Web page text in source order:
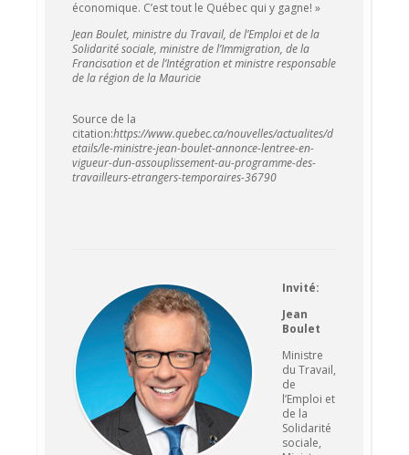
économique. C’est tout le Québec qui y gagne! »
Jean Boulet, ministre du Travail, de l’Emploi et de la
Solidarité sociale, ministre de l’Immigration, de la
Francisation et de l’Intégration et ministre responsable
de la région de la Mauricie
Source de la
citation:https://www.quebec.ca/nouvelles/actualites/d
etails/le-ministre-jean-boulet-annonce-lentree-en-
vigueur-dun-assouplissement-au-programme-des-
travailleurs-etrangers-temporaires-36790
Invité:
Jean
Boulet
Ministre
du Travail,
de
l’Emploi et
de la
Solidarité
sociale,